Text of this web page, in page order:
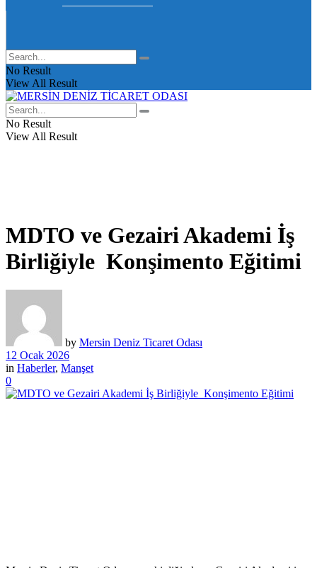
No Result
View All Result
No Result
View All Result
MDTO ve Gezairi Akademi İş
Birliğiyle Konşimento Eğitimi
by Mersin Deniz Ticaret Odası
12 Ocak 2026
in Haberler, Manşet
0